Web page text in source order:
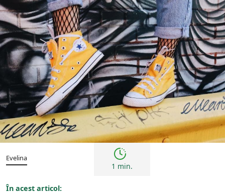
Cultură
Evelina
1 min.
În acest articol: